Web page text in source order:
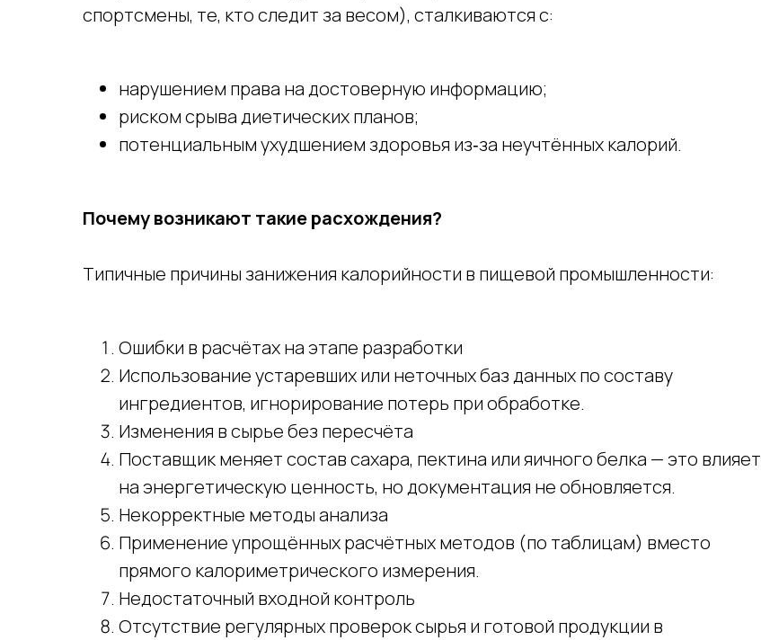
спортсмены, те, кто следит за весом), сталкиваются с:
нарушением права на достоверную информацию;
риском срыва диетических планов;
потенциальным ухудшением здоровья из‑за неучтённых калорий.
Почему возникают такие расхождения?
Типичные причины занижения калорийности в пищевой промышленности:
Ошибки в расчётах на этапе разработки
Использование устаревших или неточных баз данных по составу
ингредиентов, игнорирование потерь при обработке.
Изменения в сырье без пересчёта
Поставщик меняет состав сахара, пектина или яичного белка — это влияет
на энергетическую ценность, но документация не обновляется.
Некорректные методы анализа
Применение упрощённых расчётных методов (по таблицам) вместо
прямого калориметрического измерения.
Недостаточный входной контроль
Отсутствие регулярных проверок сырья и готовой продукции в